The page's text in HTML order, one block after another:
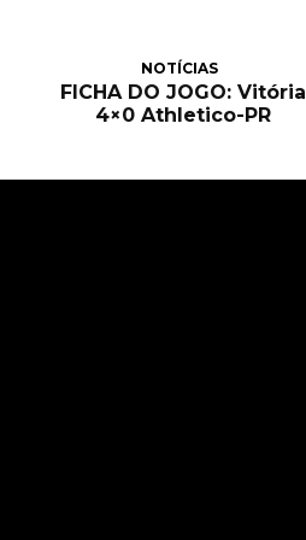
NOTÍCIAS
FICHA DO JOGO: Vitória
4×0 Athletico-PR